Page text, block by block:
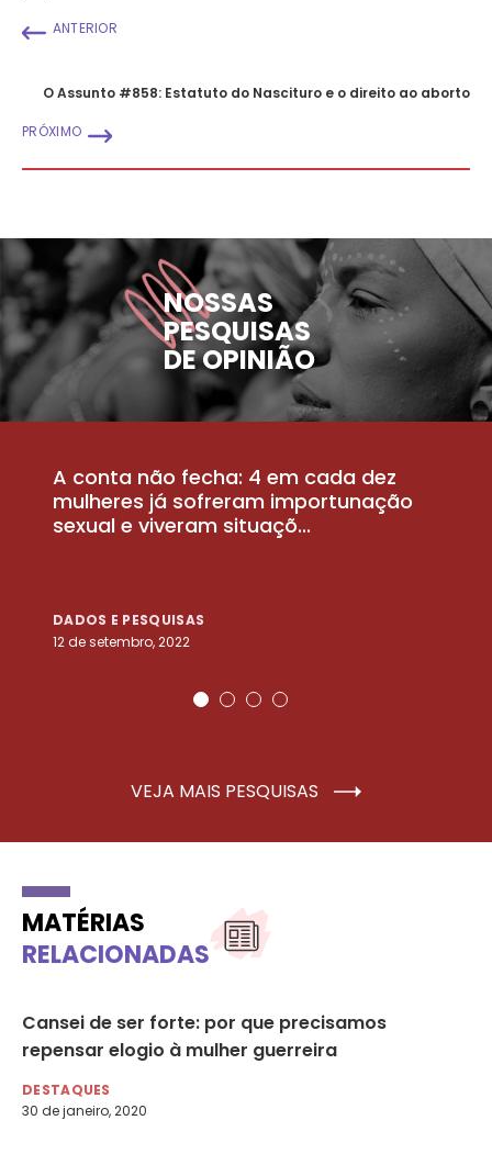
ANTERIOR
O Assunto #858: Estatuto do Nascituro e o direito ao aborto
PRÓXIMO
NOSSAS
PESQUISAS
DE OPINIÃO
A conta não fecha: 4 em cada dez
mulheres já sofreram importunação
sexual e viveram situaçõ...
DADOS E PESQUISAS
12 de setembro, 2022
VEJA MAIS PESQUISAS
MATÉRIAS
RELACIONADAS
Cansei de ser forte: por que precisamos
repensar elogio à mulher guerreira
DESTAQUES
30 de janeiro, 2020